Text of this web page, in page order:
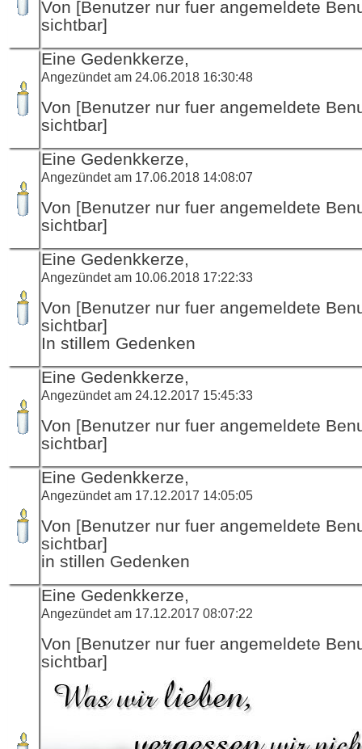
Von [Benutzer nur fuer angemeldete
sichtbar]
Eine Gedenkkerze,
Angezündet am 24.06.2018 16:30:48
Von [Benutzer nur fuer angemeldete
sichtbar]
Eine Gedenkkerze,
Angezündet am 17.06.2018 14:08:07
Von [Benutzer nur fuer angemeldete
sichtbar]
Eine Gedenkkerze,
Angezündet am 10.06.2018 17:22:33
Von [Benutzer nur fuer angemeldete
sichtbar]
In stillem Gedenken
Eine Gedenkkerze,
Angezündet am 24.12.2017 15:45:33
Von [Benutzer nur fuer angemeldete
sichtbar]
Eine Gedenkkerze,
Angezündet am 17.12.2017 14:05:05
Von [Benutzer nur fuer angemeldete
sichtbar]
in stillen Gedenken
Eine Gedenkkerze,
Angezündet am 17.12.2017 08:07:22
Von [Benutzer nur fuer angemeldete
sichtbar]